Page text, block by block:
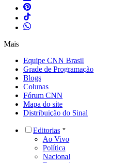
Mais
Equipe CNN Brasil
Grade de Programação
Blogs
Colunas
Fórum CNN
Mapa do site
Distribuição do Sinal
Editorias
Ao Vivo
Política
Nacional